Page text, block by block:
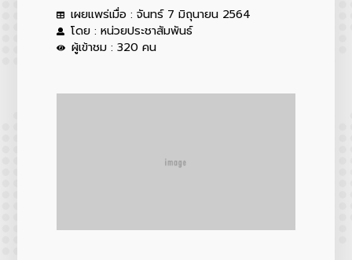
เผยแพร่เมื่อ : จันทร์ 7 มิถุนายน 2564
โดย : หน่วยประชาสัมพันธ์
ผู้เข้าชม : 320 คน